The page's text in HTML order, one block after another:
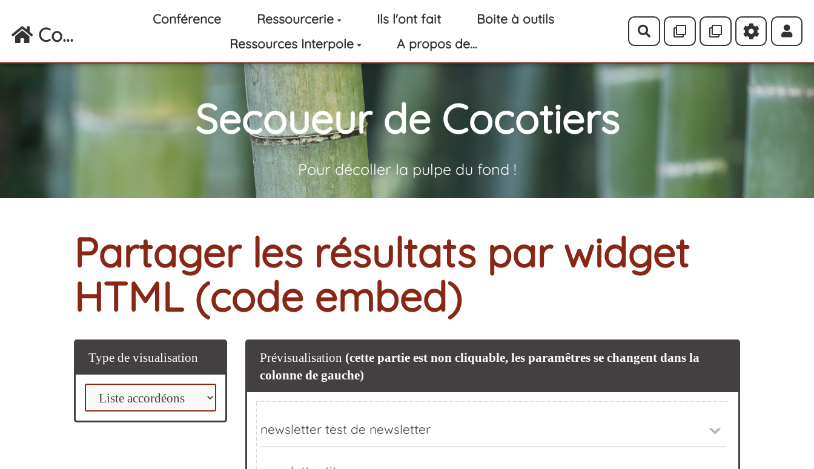
Aller au contenu principal
Co...
Conférence Ressourcerie Ils l'ont fait
Boite à outils
Ressources Interpole
A propos de...
Rechercher
Secoueur de Cocotiers
Pour décoller la pulpe du fond !
Partager les résultats par widget
HTML (code embed)
Type de visualisation Prévisualisation (cette partie est non cliquable, les paramêtres se changent dans la
colonne de gauche)